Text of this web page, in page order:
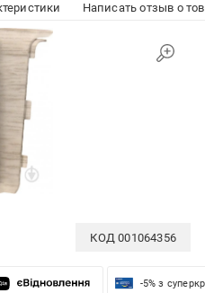
Написать отзыв о
КОД001064356
-5% з